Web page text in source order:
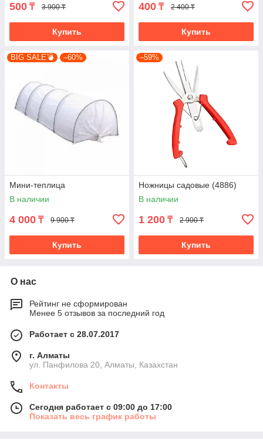
500 ₸ 3 900 ₸
Купить
400 ₸ 2 400 ₸
Купить
BIG SALE💣 –60%
Мини-теплица
В наличии
4 000 ₸ 9 900 ₸
Купить
–59%
Ножницы садовые (4886)
В наличии
1 200 ₸ 2 900 ₸
Купить
О нас
Рейтинг не сформирован
Менее 5 отзывов за последний год
Работает с 28.07.2017
г. Алматы
ул. Панфилова 20, Алматы, Казахстан
Контакты
Сегодня работает с 09:00 до 17:00
Показать весь график работы